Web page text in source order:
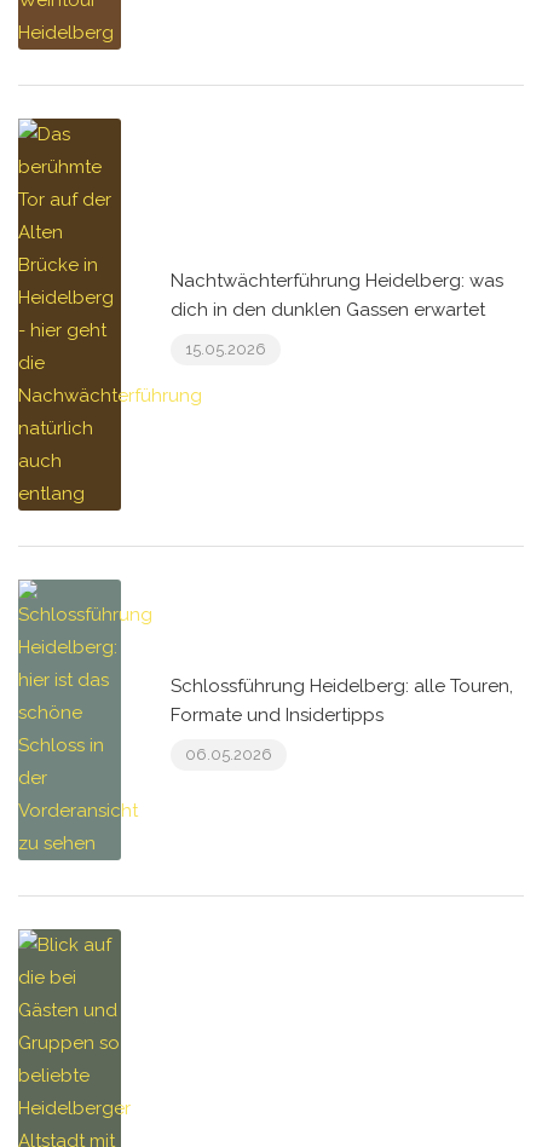
Nachtwächterführung Heidelberg: was
dich in den dunklen Gassen erwartet
15.05.2026
Schlossführung Heidelberg: alle Touren,
Formate und Insidertipps
06.05.2026